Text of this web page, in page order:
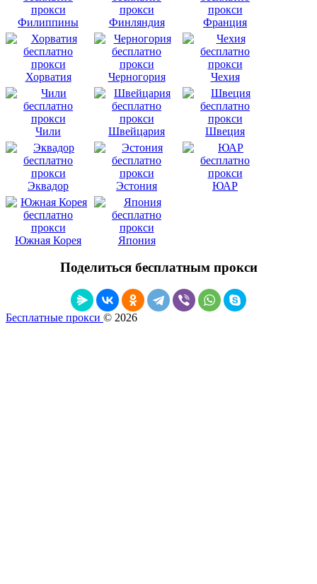
Филиппины Финляндия Франция
Хорватия Черногория Чехия
Чили Швейцария Швеция
Эквадор Эстония ЮАР
Южная Корея Япония
Поделиться бесплатным прокси
Бесплатные прокси © 2026